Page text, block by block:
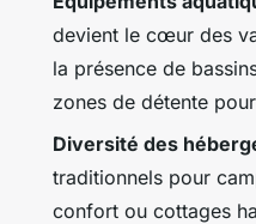
devient le cœur des
la présence de
zones de détente
Diversité des
traditionnels pour
confort ou cottages